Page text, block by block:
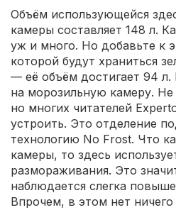
Объём использующейся
камеры составляет 148 л.
уж и много. Но добавьте к
которой будут храниться
— её объём достигает 94 л.
на морозильную камеру. Не
но многих читателей
устроить. Это отделение
технологию No Frost. Что
камеры, то здесь
размораживания. Это
наблюдается слегка
Впрочем, в этом нет